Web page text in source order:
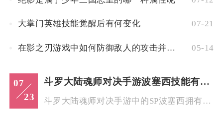
大掌门英雄技能觉醒后有何变化 07-21
在影之刃游戏中如何防御敌人的攻击并进行反击 05-14
07
23
斗罗大陆魂师对决手游波塞西技能有哪些
斗罗大陆魂师对决手游中的SP波塞西拥有两套独立魂技分支，分别...